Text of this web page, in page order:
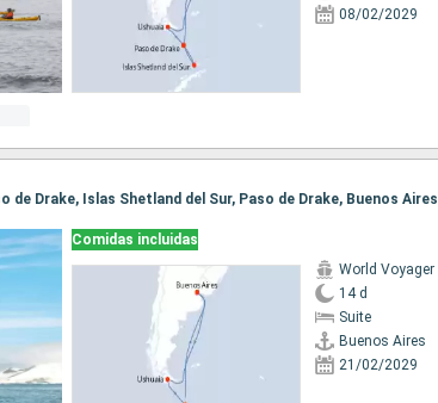
08/02/2029
de Drake, Islas Shetland del Sur, Paso de Drake, Buenos Aires
Comidas incluidas
World Voyager
14 d
Suite
Buenos Aires
21/02/2029